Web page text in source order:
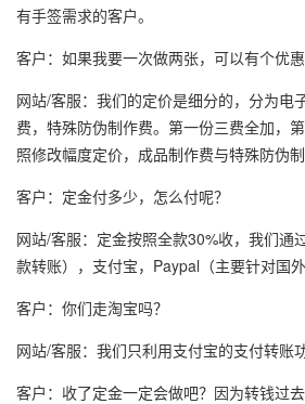
有手签需求的客户。
客户：如果我要一次做两张，可以有个优惠
网站/客服：我们的定价是细分的，分为电
费，特殊防伪制作费。第一份三费全加，
照修改幅度定价，成品制作费与特殊防伪制
客户：定金付多少，怎么付呢？
网站/客服：定金按照全款30%收，我们通
款转账），支付宝，Paypal（主要针对国外
客户：你们走淘宝吗？
网站/客服：我们只利用支付宝的支付转账
客户：收了定金一定会做吧？因为转钱过